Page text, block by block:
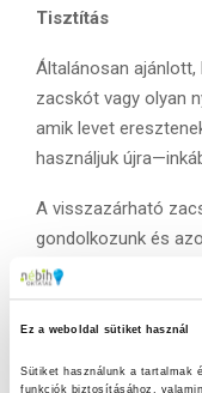
Ez a weboldal sütiket használ
Sütiket használunk a tartalmak
funkciók biztosításához,
Tisztítás
Általánosan
zacskót vagy olyan
amik levet
használjuk
A visszazárható
gondolkozunk és
azonos vagy
zöldekben csak
szendvics elvitelre és
A megfelelő